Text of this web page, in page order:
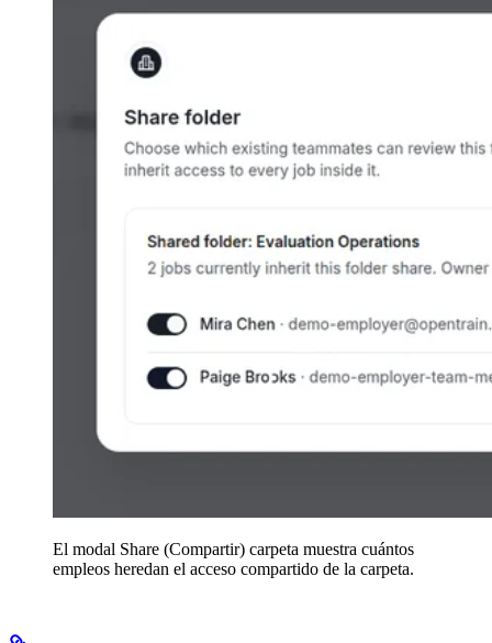
El modal Share (Compartir) carpeta muestra cuántos
empleos heredan el acceso compartido de la carpeta.